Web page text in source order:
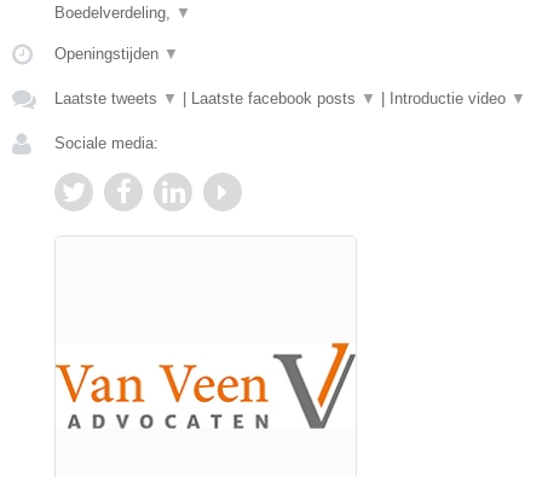
Boedelverdeling,
▼
Openingstijden ▼
Laatste tweets ▼ Laatste facebook posts ▼ Introductie video ▼
Sociale media: